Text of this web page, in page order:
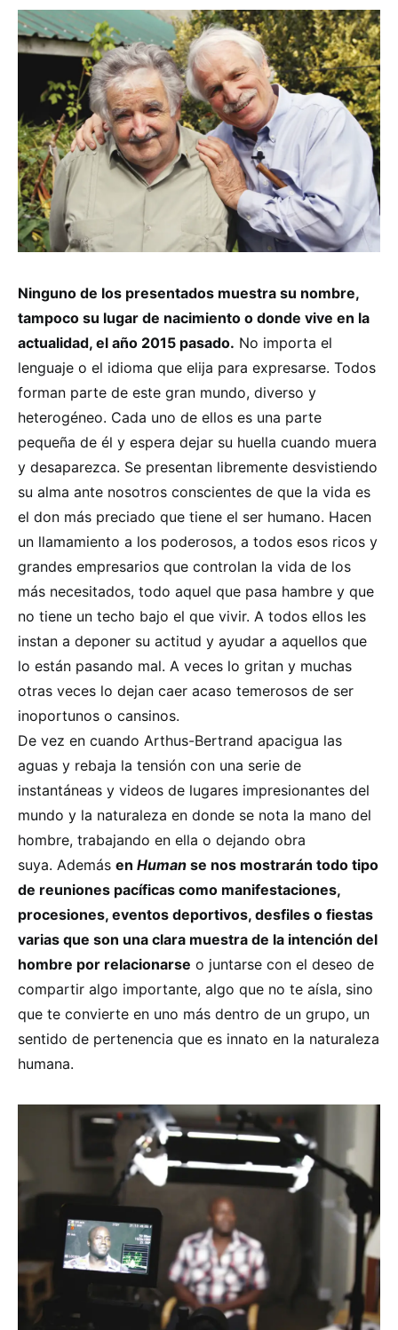
Ninguno de los presentados muestra su nombre,
tampoco su lugar de nacimiento o donde vive en la
actualidad, el año 2015 pasado. No importa el
lenguaje o el idioma que elija para expresarse. Todos
forman parte de este gran mundo, diverso y
heterogéneo. Cada uno de ellos es una parte
pequeña de él y espera dejar su huella cuando muera
y desaparezca. Se presentan libremente desvistiendo
su alma ante nosotros conscientes de que la vida es
el don más preciado que tiene el ser humano. Hacen
un llamamiento a los poderosos, a todos esos ricos y
grandes empresarios que controlan la vida de los
más necesitados, todo aquel que pasa hambre y que
no tiene un techo bajo el que vivir. A todos ellos les
instan a deponer su actitud y ayudar a aquellos que
lo están pasando mal. A veces lo gritan y muchas
otras veces lo dejan caer acaso temerosos de ser
inoportunos o cansinos.
De vez en cuando Arthus-Bertrand apacigua las
aguas y rebaja la tensión con una serie de
instantáneas y videos de lugares impresionantes del
mundo y la naturaleza en donde se nota la mano del
hombre, trabajando en ella o dejando obra
suya. Además en Human se nos mostrarán todo tipo
de reuniones pacíficas como manifestaciones,
procesiones, eventos deportivos, desfiles o fiestas
varias que son una clara muestra de la intención del
hombre por relacionarse o juntarse con el deseo de
compartir algo importante, algo que no te aísla, sino
que te convierte en uno más dentro de un grupo, un
sentido de pertenencia que es innato en la naturaleza
humana.